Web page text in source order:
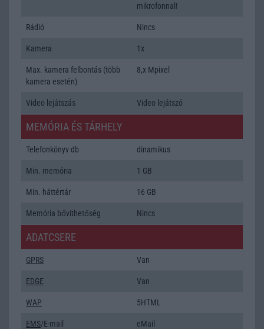
mikrofonnal!
Rádió Nincs
Kamera 1x
Max. kamera felbontás (több
kamera esetén)
8,x Mpixel
Video lejátszás Video lejátszó
MEMÓRIA ÉS TÁRHELY
Telefonkönyv db dinamikus
Min. memória 1 GB
Min. háttértár 16 GB
Memória bővíthetőség Nincs
ADATCSERE
GPRS Van
EDGE Van
WAP 5HTML
EMS/E-mail eMail